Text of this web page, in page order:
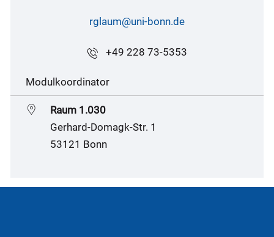
rglaum@uni-bonn.de
+49 228 73-5353
Modulkoordinator
Raum 1.030
Gerhard-Domagk-Str. 1
53121 Bonn